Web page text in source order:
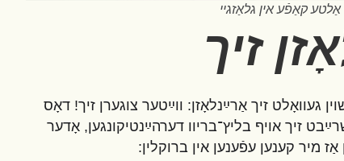
אַלטע קאַפֿע אין גלאַזגיי
זיך
געוואָלט זיך אַרײַנלאָזן: ווײַטער צוגערן זיך! דאָס
זיך אויף בליץ־בריוו דערהײַנטיקונגען, אָדער
מיר קענען עפֿענען אין ברוקלין: